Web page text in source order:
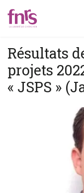
Résultats
projets
« JSPS »